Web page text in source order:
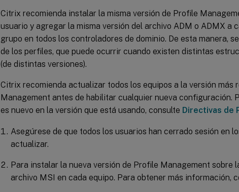
Citrix recomienda instalar la misma versión de Profile
usuario y agregar la misma versión del archivo ADM o ADMX a
grupo en todos los controladores de dominio. De esta manera,
de los perfiles, que puede ocurrir cuando existen distintas
(de distintas versiones).
Citrix recomienda actualizar todos los equipos a la versión más
Management antes de habilitar cualquier nueva configuración.
es nuevo en la versión que está usando, consulte Directivas de
Asegúrese de que todos los usuarios han cerrado sesión en
actualizar.
Para instalar la nueva versión de Profile Management sobre
archivo MSI en cada equipo. Para obtener más información,